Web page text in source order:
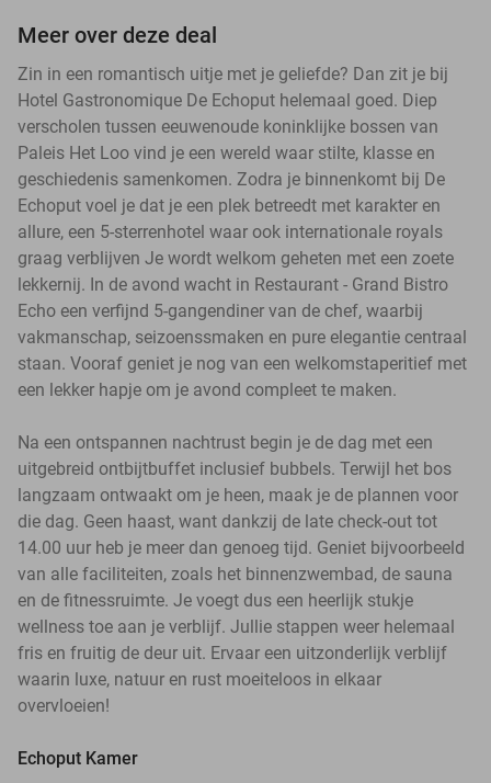
Meer over deze deal
Zin in een romantisch uitje met je geliefde? Dan zit je bij
Hotel Gastronomique De Echoput helemaal goed. Diep
verscholen tussen eeuwenoude koninklijke bossen van
Paleis Het Loo vind je een wereld waar stilte, klasse en
geschiedenis samenkomen. Zodra je binnenkomt bij De
Echoput voel je dat je een plek betreedt met karakter en
allure, een 5-sterrenhotel waar ook internationale royals
graag verblijven Je wordt welkom geheten met een zoete
lekkernij. In de avond wacht in Restaurant - Grand Bistro
Echo een verfijnd 5-gangendiner van de chef, waarbij
vakmanschap, seizoenssmaken en pure elegantie centraal
staan. Vooraf geniet je nog van een welkomstaperitief met
een lekker hapje om je avond compleet te maken.
Na een ontspannen nachtrust begin je de dag met een
uitgebreid ontbijtbuffet inclusief bubbels. Terwijl het bos
langzaam ontwaakt om je heen, maak je de plannen voor
die dag. Geen haast, want dankzij de late check-out tot
14.00 uur heb je meer dan genoeg tijd. Geniet bijvoorbeeld
van alle faciliteiten, zoals het binnenzwembad, de sauna
en de fitnessruimte. Je voegt dus een heerlijk stukje
wellness toe aan je verblijf. Jullie stappen weer helemaal
fris en fruitig de deur uit. Ervaar een uitzonderlijk verblijf
waarin luxe, natuur en rust moeiteloos in elkaar
overvloeien!
Echoput Kamer